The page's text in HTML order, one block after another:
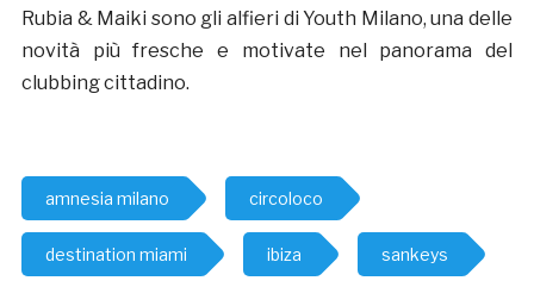
Rubia & Maiki sono gli alfieri di Youth Milano, una delle
novità più fresche e motivate nel panorama del
clubbing cittadino.
amnesia milano circoloco
destination miami ibiza sankeys